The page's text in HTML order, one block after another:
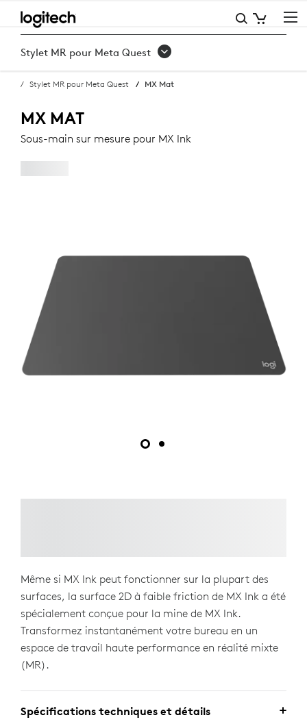
ACHETER
LE
SOUS-
MAIN
MX
Stylet MR pour Meta Quest
Stylet MR pour Meta Quest MX Mat
MX MAT
Sous-main sur mesure pour MX Ink
Même si MX Ink peut fonctionner sur la plupart des
surfaces, la surface 2D à faible friction de MX Ink a été
spécialement conçue pour la mine de MX Ink.
Transformez instantanément votre bureau en un
espace de travail haute performance en réalité mixte
(MR).
Spécifications techniques et détails